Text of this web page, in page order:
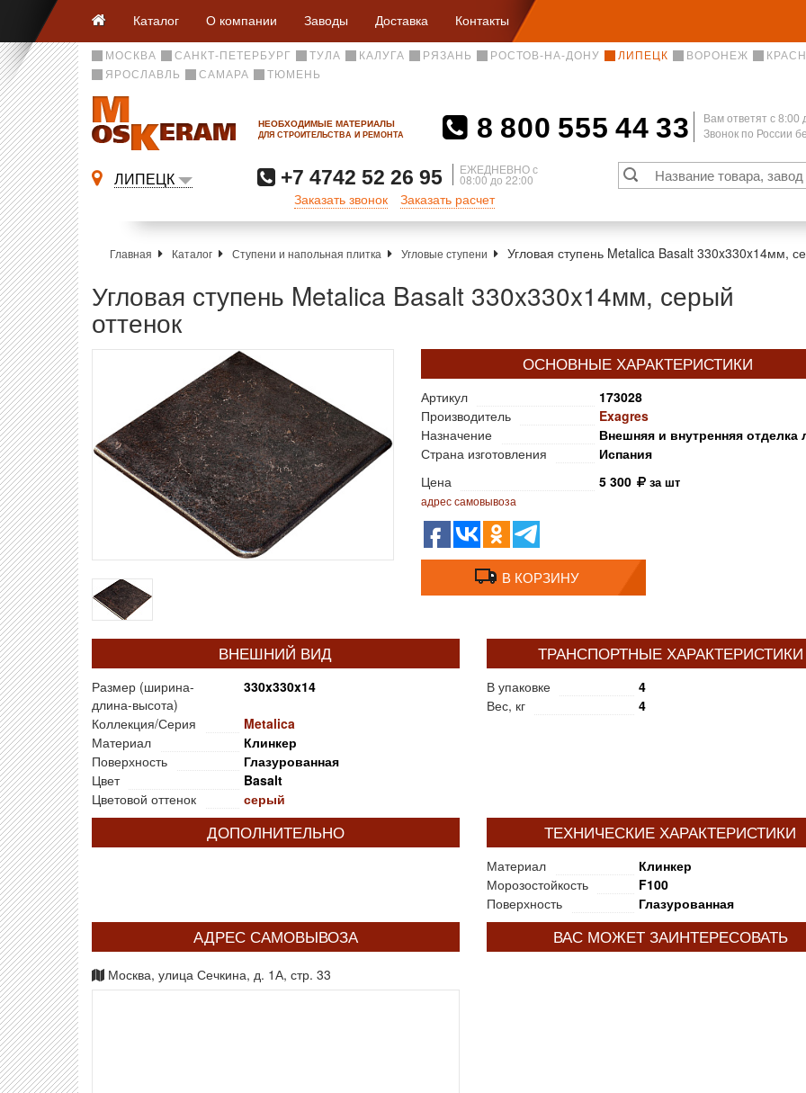
Каталог О компании Заводы Доставка Контакты
МОСКВА САНКТ-ПЕТЕРБУРГ ТУЛА КАЛУГА РЯЗАНЬ РОСТОВ-НА-ДОНУ ЛИПЕЦК ВОРОНЕЖ
ЯРОСЛАВЛЬ
САМАРА ТЮМЕНЬ
НЕОБХОДИМЫЕ МАТЕРИАЛЫ
ДЛЯ СТРОИТЕЛЬСТВА И РЕМОНТА 8 800 555 44 33
Вам ответят c 8:00
Звонок по России
ЛИПЕЦК +7 4742 52 26 95 ЕЖЕДНЕВНО с
08:00 до 22:00
Заказать звонок Заказать расчет
Главная Каталог Ступени и напольная плитка Угловые ступени Угловая ступень Metalica Basalt 330x330x14мм,
Угловая ступень Metalica Basalt 330x330x14мм, серый
оттенок
ОСНОВНЫЕ ХАРАКТЕРИСТИКИ
Артикул
173028
Производитель
Exagres
Назначение
Внешняя и внутренняя отделка
Страна изготовления
Испания
Цена
5 300 за шт
адрес самовывоза
В КОРЗИНУ
ВНЕШНИЙ ВИД
Размер (ширина-
длина-высота)
330x330x14
Коллекция/Серия
Metalica
Материал
Клинкер
Поверхность
Глазурованная
Цвет
Basalt
Цветовой оттенок
серый
ТРАНСПОРТНЫЕ ХАРАКТЕРИСТИКИ
В упаковке
4
Вес, кг
4
ДОПОЛНИТЕЛЬНО ТЕХНИЧЕСКИЕ ХАРАКТЕРИСТИКИ
Материал
Клинкер
Морозостойкость
F100
Поверхность
Глазурованная
АДРЕС САМОВЫВОЗА
Москва, улица Сечкина, д. 1А, стр. 33
ВАС МОЖЕТ ЗАИНТЕРЕСОВАТЬ